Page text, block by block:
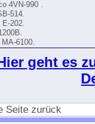
4VN-990 .
514.
E-202.
6100.
geht es
Seite zurück